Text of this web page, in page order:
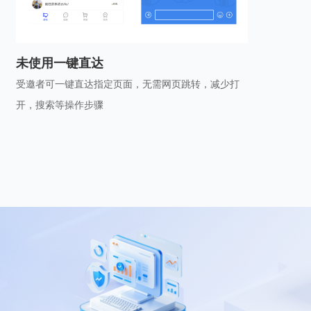
未使用一键直达
受邀者可一键直达指定页面，无需网页跳转，减少打
开，搜索等操作步骤